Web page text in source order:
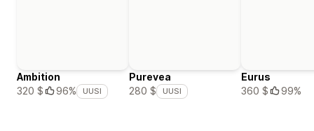
Ambition
320 $
96% UUSI
Purevea
280 $
UUSI
Eurus
360 $
99%